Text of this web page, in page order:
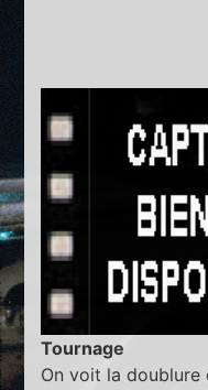
Tournage
On voit la doublure